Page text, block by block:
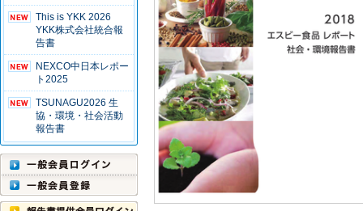
This is YKK 2026
YKK株式会社統合報
告書
NEXCO中日本レポー
ト2025
TSUNAGU2026 生
協・環境・社会活動
報告書